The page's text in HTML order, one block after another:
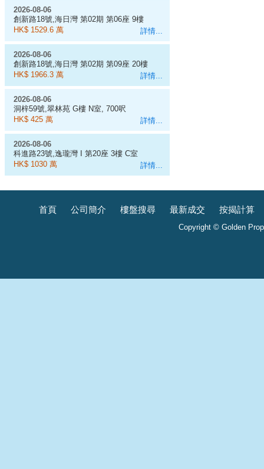
詳情...
2026-08-06
創新路18號,海日灣 第02期 第06座 9樓
D室
HK$ 1529.6 萬
詳情...
2026-08-06
創新路18號,海日灣 第02期 第09座 20樓
J室
HK$ 1966.3 萬
詳情...
2026-08-06
洞梓59號,翠林苑 G樓 N室, 700呎
HK$ 425 萬
詳情...
2026-08-06
科進路23號,逸瓏灣 I 第20座 3樓 C室
HK$ 1030 萬
首頁 公司簡介 樓盤搜尋 最新成交 按揭計算
Copyright © Golden